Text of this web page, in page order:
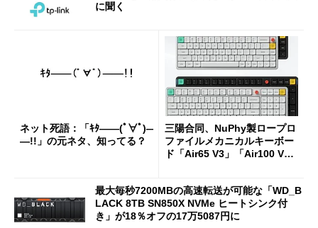
に聞く
ネット死語：「ｷﾀ――(ﾟ∀ﾟ)―
―!!」の元ネタ、知ってる？
三陽合同、NuPhy製ロープロ
ファイルメカニカルキーボー
ド「Air65 V3」「Air100 V
最大毎秒7200MBの高速転送が可能な「WD_B
LACK 8TB SN850X NVMe ヒートシンク付
き」が18％オフの17万5087円に